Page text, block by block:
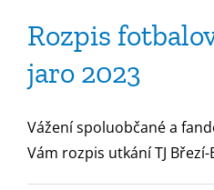
Rozpis
jaro 2023
Vážení spoluobčané a
Vám rozpis utkání TJ Březí-